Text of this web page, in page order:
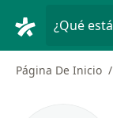
¿Qué
Página De Inicio